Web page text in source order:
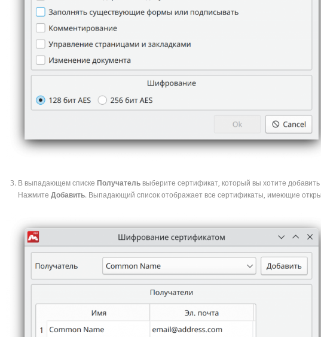
В выпадающем списке Получатель выберите сертификат, который вы хотите
Нажмите Добавить. Выпадающий список отображает все сертификаты, имеющие